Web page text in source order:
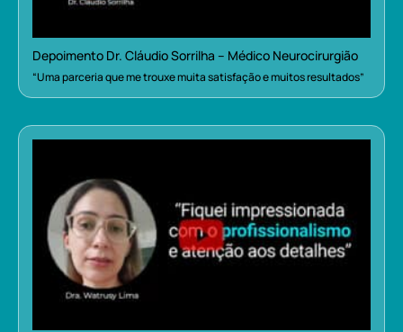
Depoimento Dr. Cláudio Sorrilha – Médico Neurocirurgião
“Uma parceria que me trouxe muita satisfação e muitos resultados”